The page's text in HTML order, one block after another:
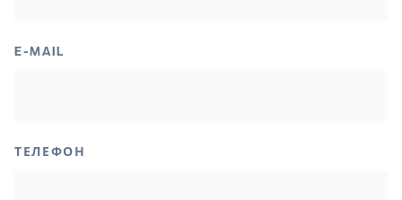
E-MAIL
ТЕЛЕФОН